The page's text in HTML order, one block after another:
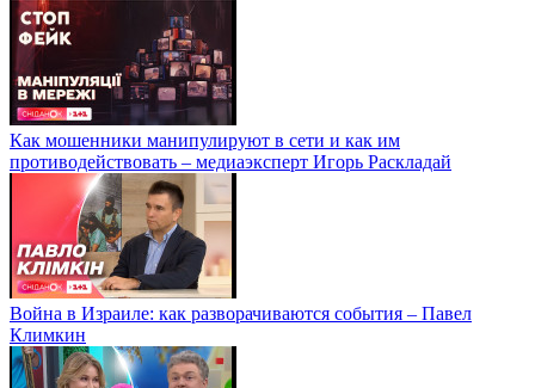
Как мошенники манипулируют в сети и как им
противодействовать – медиаэксперт Игорь Раскладай
Война в Израиле: как разворачиваются события – Павел
Климкин